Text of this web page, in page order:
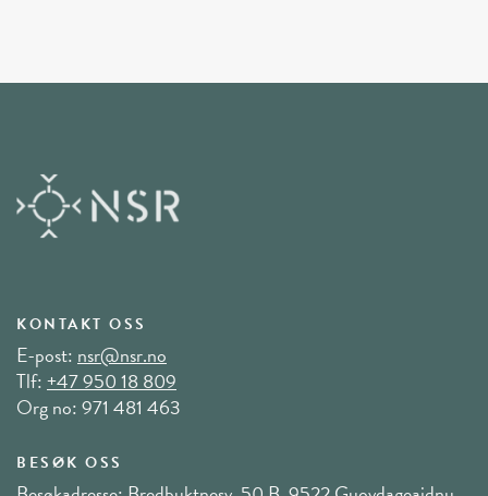
KONTAKT OSS
E-post: nsr@nsr.no
Tlf:+47 950 18 809
Org no: 971 481 463
BESØK OSS